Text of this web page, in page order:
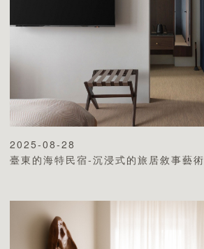
2025-08-28
臺東的海特民宿-沉浸式的旅居敘事藝術